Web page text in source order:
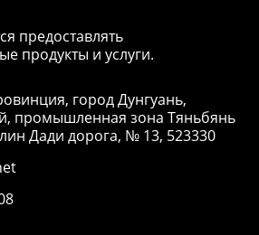
предоставлять
продукты и услуги.
город Дунгуань,
промышленная зона Тяньбянь
Дади дорога, № 13, 523330